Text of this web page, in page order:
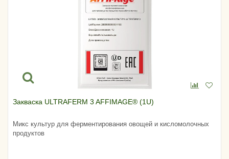
Закваска ULTRAFERM 3 AFFIMAGE® (1U)
Микс культур для ферментирования овощей и кисломолочных
продуктов